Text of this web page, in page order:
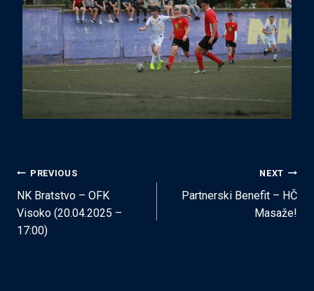
Post
navigation
PREVIOUS
NK Bratstvo – OFK
Visoko (20.04.2025 –
17:00)
NEXT
Partnerski Benefit – HČ
Masaže!